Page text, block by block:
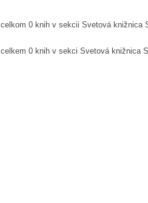
celkom 0 knih v sekcii Svetová knižnica
celkem 0 knih v sekci Svetová knižnica